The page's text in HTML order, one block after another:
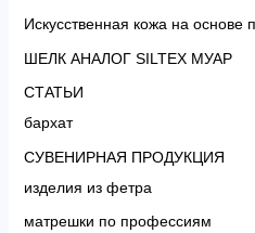
Искусственная кожа на основе
ШЕЛК АНАЛОГ SILTEX МУАР
СТАТЬИ
бархат
СУВЕНИРНАЯ ПРОДУКЦИЯ
изделия из фетра
матрешки по профессиям